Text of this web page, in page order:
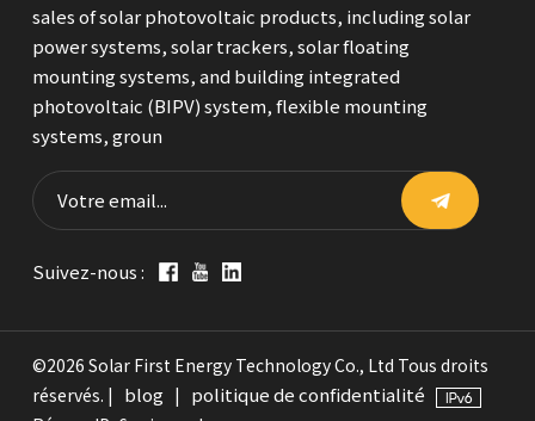
sales of solar photovoltaic products, including solar
power systems, solar trackers, solar floating
mounting systems, and building integrated
photovoltaic (BIPV) system, flexible mounting
systems, groun
Suivez-nous :
©2026 Solar First Energy Technology Co., Ltd Tous droits
réservés. |
blog politique de confidentialité